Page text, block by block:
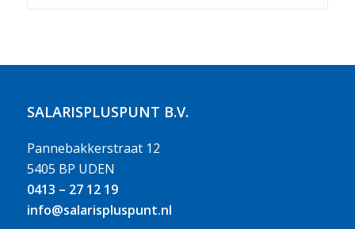
SALARISPLUSPUNT B.V.
Pannebakkerstraat 12
5405 BP UDEN
0413 – 27 12 19
info@salarispluspunt.nl